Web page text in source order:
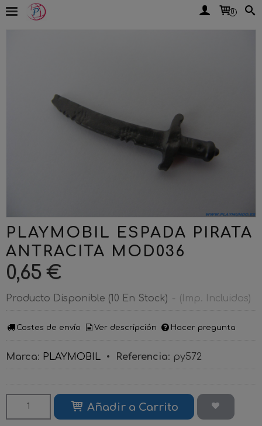
0
PLAYMOBIL ESPADA PIRATA
ANTRACITA MOD036
0,65 €
Producto Disponible (10 En Stock) - (Imp. Incluidos)
Costes de envío Ver descripción Hacer pregunta
Marca: PLAYMOBIL • Referencia: py572
Añadir a Carrito